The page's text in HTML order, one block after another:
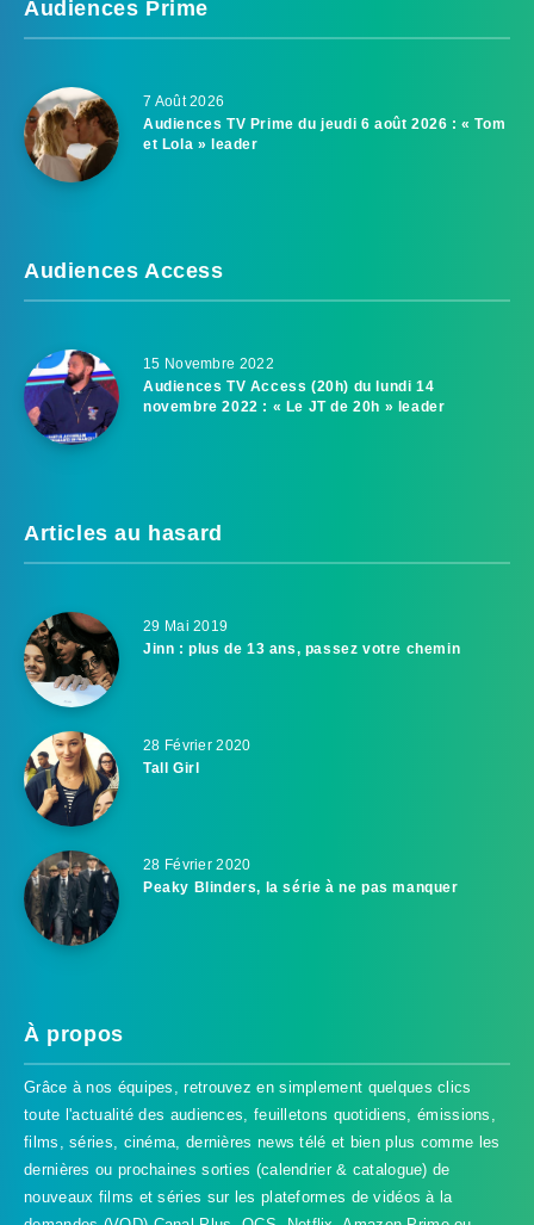
Audiences Prime
7 Août 2026
Audiences TV Prime du jeudi 6 août 2026 : « Tom
et Lola » leader
Audiences Access
15 Novembre 2022
Audiences TV Access (20h) du lundi 14
novembre 2022 : « Le JT de 20h » leader
Articles au hasard
29 Mai 2019
Jinn : plus de 13 ans, passez votre chemin
28 Février 2020
Tall Girl
28 Février 2020
Peaky Blinders, la série à ne pas manquer
À propos
Grâce à nos équipes, retrouvez en simplement quelques clics
toute l'actualité des audiences, feuilletons quotidiens, émissions,
films, séries, cinéma, dernières news télé et bien plus comme les
dernières ou prochaines sorties (calendrier & catalogue) de
nouveaux films et séries sur les plateformes de vidéos à la